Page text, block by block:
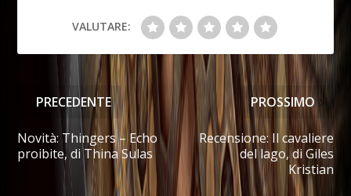
VALUTARE:
PRECEDENTE
Novità: Thingers – Echo
proibite, di Thina Sulas
PROSSIMO
Recensione: Il cavaliere
del lago, di Giles
Kristian